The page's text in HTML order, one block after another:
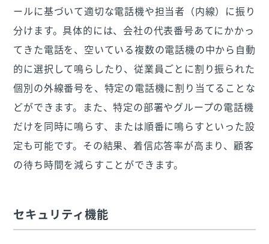
ールに基づいて適切な電話機や担当者（内線）に振り
分けます。具体的には、会社の代表番号あてにかかっ
てきた電話を、空いている複数の電話機の中から自動
的に選択して鳴らしたり、従業員ごとに割り振られた
個別の外線番号を、特定の電話機に割り当てることな
どができます。また、特定の部署やグループの電話機
だけを同時に鳴らす、または順番に鳴らすといった設
定も可能です。その結果、着信応答率が高まり、顧客
の待ち時間を減らすことができます。
セキュリティ機能